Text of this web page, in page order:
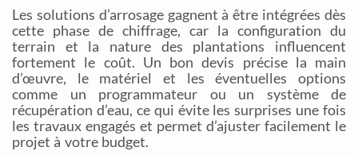
Les solutions d’arrosage gagnent à être intégrées dès
cette phase de chiffrage, car la configuration du
terrain et la nature des plantations influencent
fortement le coût. Un bon devis précise la main
d’œuvre, le matériel et les éventuelles options
comme un programmateur ou un système de
récupération d’eau, ce qui évite les surprises une fois
les travaux engagés et permet d’ajuster facilement le
projet à votre budget.